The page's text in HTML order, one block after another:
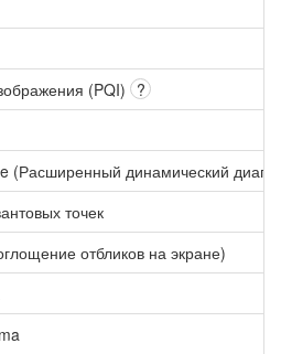
(PQI) ?
(Расширенный динамический
точек
отбликов на экране)